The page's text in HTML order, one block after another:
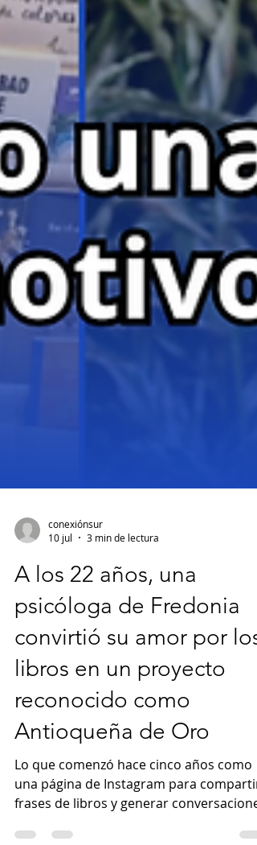
conexiónsur
10 jul
3 min de lectura
A los 22 años, una
psicóloga de Fredonia
convirtió su amor por los
libros en un proyecto
reconocido como
Antioqueña de Oro
Lo que comenzó hace cinco años como